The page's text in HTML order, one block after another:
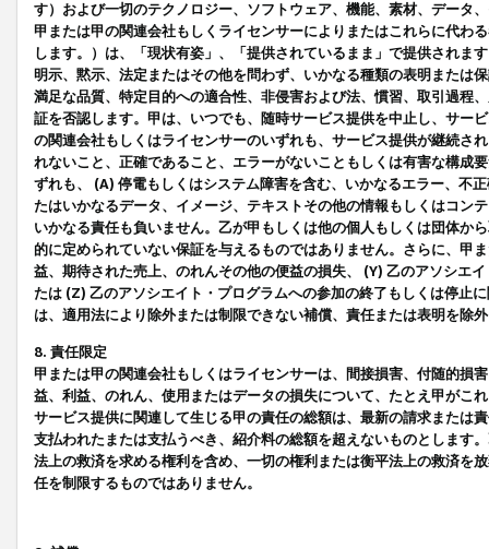
す）および一切のテクノロジー、ソフトウェア、機能、素材、データ
甲または甲の関連会社もしくライセンサーによりまたはこれらに代わ
します。）は、「現状有姿」、「提供されているまま」で提供されま
明示、黙示、法定またはその他を問わず、いかなる種類の表明または
満足な品質、特定目的への適合性、非侵害および法、慣習、取引過程
証を否認します。甲は、いつでも、随時サービス提供を中止し、サー
の関連会社もしくはライセンサーのいずれも、サービス提供が継続さ
れないこと、正確であること、エラーがないこともしくは有害な構成
ずれも、 (A) 停電もしくはシステム障害を含む、いかなるエラー、不
たはいかなるデータ、イメージ、テキストその他の情報もしくはコン
いかなる責任も負いません。乙が甲もしくは他の個人もしくは団体か
的に定められていない保証を与えるものではありません。さらに、甲
益、期待された売上、のれんその他の便益の損失、 (Y) 乙のアソシエ
たは (Z) 乙のアソシエイト・プログラムへの参加の終了もしくは停止
は、適用法により除外または制限できない補償、責任または表明を除
8. 責任限定
甲または甲の関連会社もしくはライセンサーは、間接損害、付随的損
益、利益、のれん、使用またはデータの損失について、たとえ甲がこ
サービス提供に関連して生じる甲の責任の総額は、最新の請求または
支払われたまたは支払うべき、紹介料の総額を超えないものとします
法上の救済を求める権利を含め、一切の権利または衡平法上の救済を
任を制限するものではありません。